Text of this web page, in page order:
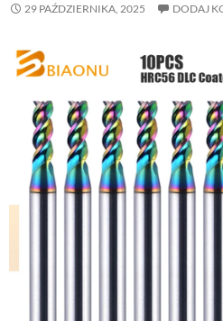
29 PAŹDZIERNIKA, 2025 DODAJ